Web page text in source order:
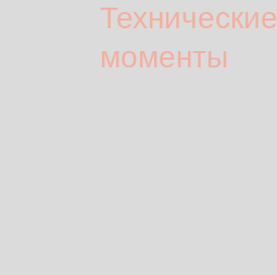
Технические
моменты